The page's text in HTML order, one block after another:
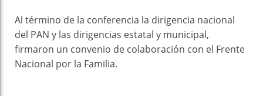
Al término de la conferencia la dirigencia nacional
del PAN y las dirigencias estatal y municipal,
firmaron un convenio de colaboración con el Frente
Nacional por la Familia.